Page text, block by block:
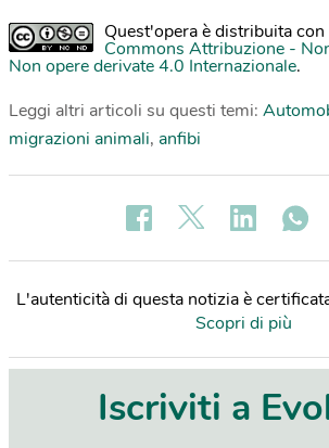
Quest'opera è distribuita con
Commons Attribuzione -
Non opere derivate 4.0 Internazionale.
Leggi altri articoli su questi temi:
migrazioni animali, anfibi
L'autenticità di questa notizia è
Scopri di più
Iscriviti a